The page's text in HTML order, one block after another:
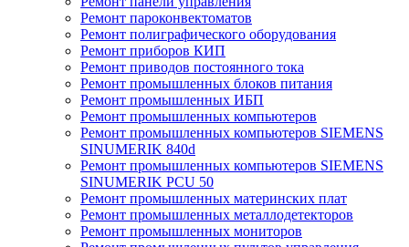
Ремонт пароконвектоматов
Ремонт полиграфического оборудования
Ремонт приборов КИП
Ремонт приводов постоянного тока
Ремонт промышленных блоков питания
Ремонт промышленных ИБП
Ремонт промышленных компьютеров
Ремонт промышленных компьютеров SIEMENS
SINUMERIK 840d
Ремонт промышленных компьютеров SIEMENS
SINUMERIK PCU 50
Ремонт промышленных материнских плат
Ремонт промышленных металлодетекторов
Ремонт промышленных мониторов